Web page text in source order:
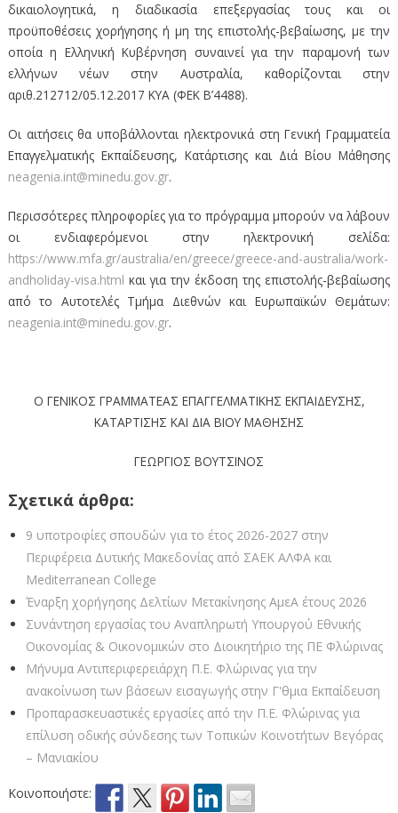
δικαιολογητικά, η διαδικασία επεξεργασίας τους και οι
προϋποθέσεις χορήγησης ή μη της επιστολής-βεβαίωσης, με την
οποία η Ελληνική Κυβέρνηση συναινεί για την παραμονή των
ελλήνων νέων στην Αυστραλία, καθορίζονται στην
αριθ.212712/05.12.2017 ΚΥΑ (ΦΕΚ Β’4488).
Οι αιτήσεις θα υποβάλλονται ηλεκτρονικά στη Γενική Γραμματεία
Επαγγελματικής Εκπαίδευσης, Κατάρτισης και Διά Βίου Μάθησης
neagenia.int@minedu.gov.gr.
Περισσότερες πληροφορίες για το πρόγραμμα μπορούν να λάβουν
οι ενδιαφερόμενοι στην ηλεκτρονική σελίδα:
https://www.mfa.gr/australia/en/greece/greece-and-australia/work-
andholiday-visa.html και για την έκδοση της επιστολής-βεβαίωσης
από το Αυτοτελές Τμήμα Διεθνών και Ευρωπαϊκών Θεμάτων:
neagenia.int@minedu.gov.gr.
Ο ΓΕΝΙΚΟΣ ΓΡΑΜΜΑTΕΑΣ EΠΑΓΓΕΛΜΑΤΙΚΗΣ ΕΚΠΑΙΔΕΥΣΗΣ,
ΚΑΤΑΡΤΙΣΗΣ ΚΑΙ ΔΙΑ ΒΙΟΥ ΜΑΘΗΣΗΣ
ΓΕΩΡΓΙΟΣ ΒΟΥΤΣΙΝΟΣ
Σχετικά άρθρα:
9 υποτροφίες σπουδών για το έτος 2026-2027 στην
Περιφέρεια Δυτικής Μακεδονίας από ΣΑEK ΑΛΦΑ και
Mediterranean College
Έναρξη χορήγησης Δελτίων Μετακίνησης ΑμεΑ έτους 2026
Συνάντηση εργασίας του Αναπληρωτή Υπουργού Εθνικής
Οικονομίας & Οικονομικών στο Διοικητήριο της ΠΕ Φλώρινας
Μήνυμα Αντιπεριφερειάρχη Π.Ε. Φλώρινας για την
ανακοίνωση των βάσεων εισαγωγής στην Γ'θμια Εκπαίδευση
Προπαρασκευαστικές εργασίες από την Π.Ε. Φλώρινας για
επίλυση οδικής σύνδεσης των Τοπικών Κοινοτήτων Βεγόρας
– Μανιακίου
Κοινοποιήστε: